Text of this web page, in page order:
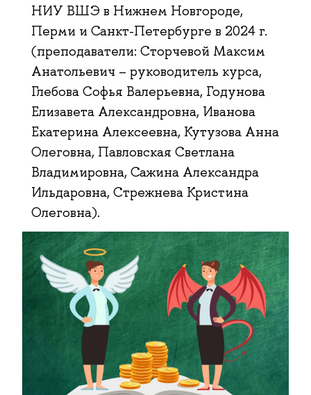
НИУ ВШЭ в Нижнем Новгороде,
Перми и Санкт-Петербурге в 2024 г.
(преподаватели: Сторчевой Максим
Анатольевич – руководитель курса,
Глебова Софья Валерьевна, Годунова
Елизавета Александровна, Иванова
Екатерина Алексеевна, Кутузова Анна
Олеговна, Павловская Светлана
Владимировна, Сажина Александра
Ильдаровна, Стрежнева Кристина
Олеговна).